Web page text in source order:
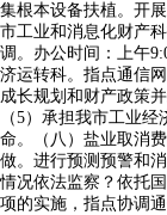
集根本设备扶植。开
市工业和消息化财产
调。办公时间：上午
济运转科。指点通信
成长规划和财产政策
（5）承担我市工业
命。（八）盐业取消
做。进行预测预警和
情况依法监察？依托
项的实施，指点协调